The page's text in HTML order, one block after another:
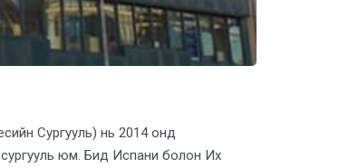
Сургууль) нь 2014 онд
юм. Бид Испани болон Их